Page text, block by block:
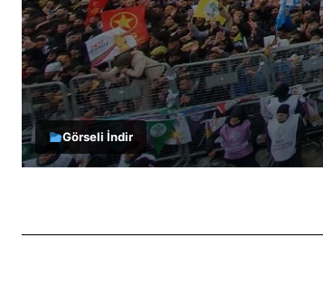
Görseli İndir